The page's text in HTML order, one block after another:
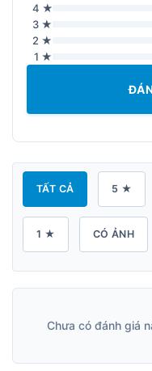
4 ★
3 ★
2 ★
1 ★
TẤT CẢ 5 ★
1 ★ CÓ ẢNH
Chưa có đánh giá